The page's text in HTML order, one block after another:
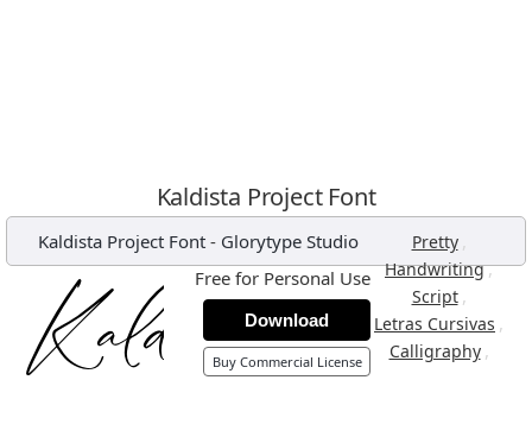
Kaldista Project Font
Kaldista Project Font- Glorytype Studio Pretty ,
Handwriting,
Script ,
Letras Cursivas ,
Calligraphy ,
Free for Personal Use
Download
Buy Commercial License